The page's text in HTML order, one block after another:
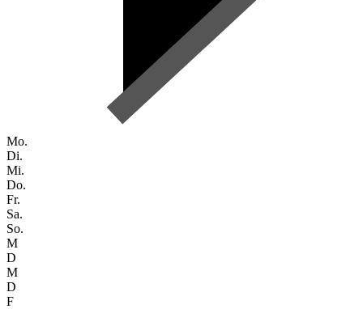
Mo.
Di.
Mi.
Do.
Fr.
Sa.
So.
M
D
M
D
F